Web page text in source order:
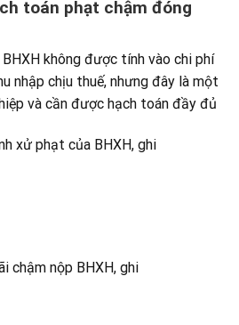
toán phạt chậm đóng
không được tính vào chi phí
nhập chịu thuế, nhưng đây là một
và cần được hạch toán đầy đủ
xử phạt của BHXH, ghi
chậm nộp BHXH, ghi